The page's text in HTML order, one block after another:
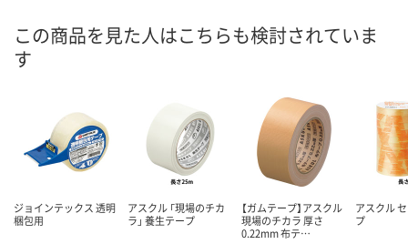
在庫
お届け日
現在ご注文いただけ
ません
現在ご注文いただけ
ません
現在ご注文
この商品を見た人はこちらも検討されていま
す
ジョインテックス 透明
梱包用
アスクル 「現場のチカ
ラ」 養生テープ
【ガムテープ】アスクル
現場のチカラ 厚さ
0.22mm 布テ…
アスクル
プ